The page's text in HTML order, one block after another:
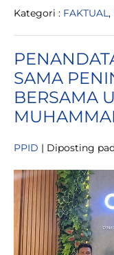
DI
Kategori : FAKTUAL ,
SAMA
BERSAMA
PPID | Diposting
PENANDATANGAN
MOU
KERJA
SAMA
PENINGKATAN